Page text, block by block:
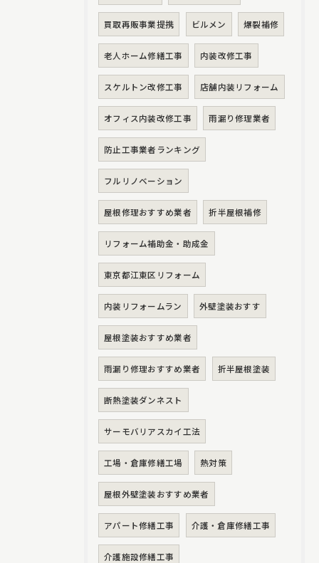
買取再販事業提携 ビルメン 爆裂補修
老人ホーム修繕工事 内装改修工事
スケルトン改修工事 店舗内装リフォーム
オフィス内装改修工事 雨漏り修理業者
防止工事業者ランキング
フルリノベーション
屋根修理おすすめ業者 折半屋根補修
リフォーム補助金・助成金
東京都江東区リフォーム
内装リフォームラン 外壁塗装おすす
屋根塗装おすすめ業者
雨漏り修理おすすめ業者 折半屋根塗装
断熱塗装ダンネスト
サーモバリアスカイ工法
工場・倉庫修繕工場 熱対策
屋根外壁塗装おすすめ業者
アパート修繕工事 介護・倉庫修繕工事
介護施設修繕工事